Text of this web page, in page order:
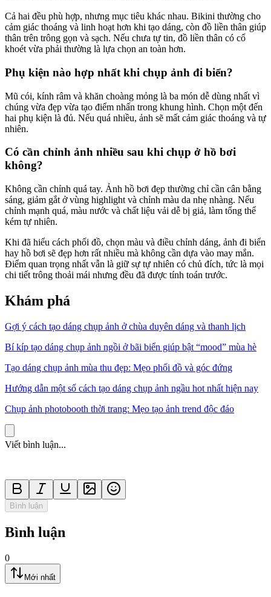
Cả hai đều phù hợp, nhưng mục tiêu khác nhau. Bikini thường cho
cảm giác thoáng và linh hoạt hơn khi tạo dáng, còn đồ liền thân giúp
thân trên trông gọn và sạch. Nếu chưa tự tin, đồ liền thân có cổ
khoét vừa phải thường là lựa chọn an toàn hơn.
Phụ kiện nào hợp nhất khi chụp ảnh đi biển?
Mũ cói, kính râm và khăn choàng mỏng là ba món dễ dùng nhất vì
chúng vừa đẹp vừa tạo điểm nhấn trong khung hình. Chọn một đến
hai phụ kiện là đủ. Nếu quá nhiều, ảnh sẽ mất cảm giác thoáng và tự
nhiên.
Có cần chỉnh ảnh nhiều sau khi chụp ở hồ bơi
không?
Không cần chỉnh quá tay. Ảnh hồ bơi đẹp thường chỉ cần cân bằng
sáng, giảm gắt ở vùng highlight và chỉnh màu da nhẹ nhàng. Nếu
chỉnh mạnh quá, màu nước và chất liệu vải dễ bị giả, làm tổng thể
kém tự nhiên.
Khi đã hiểu cách phối đồ, chọn màu và điều chỉnh dáng, ảnh đi biển
hay hồ bơi sẽ đẹp hơn rất nhiều mà không cần dựa vào may mắn.
Điểm quan trọng nhất vẫn là giữ sự tự nhiên có chủ đích, tức là mọi
chi tiết trông thoải mái nhưng đều đã được tính toán trước.
Khám phá
Gợi ý cách tạo dáng chụp ảnh ở chùa duyên dáng và thanh lịch
Bí kíp tạo dáng chụp ảnh ngồi ở bãi biển giúp bật “mood” mùa hè
Tạo dáng chụp ảnh mùa thu đẹp: Mẹo phối đồ và góc đứng
Hướng dẫn một số cách tạo dáng chụp ảnh ngầu hot nhất hiện nay
Chụp ảnh photobooth thời trang: Mẹo tạo ảnh trend độc đáo
Viết bình luận...
Bình luận
Bình luận
0
Mới nhất